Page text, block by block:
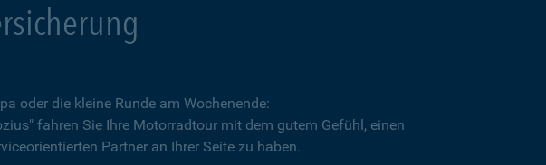
oder die kleine Runde am Wochenende:
fahren Sie Ihre Motorradtour mit dem gutem Gefühl, einen
Partner an Ihrer Seite zu haben.